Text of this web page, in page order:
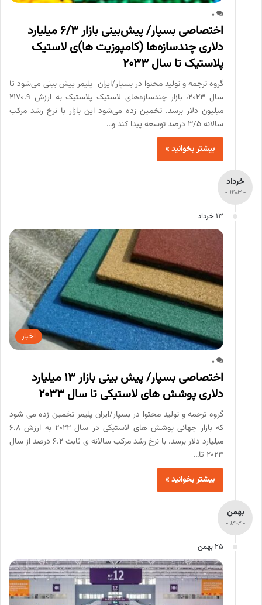
0
اختصاصی بسپار/ پیش‌بینی بازار 6/3 میلیارد
دلاری چندسازه‌ها (کامپوزیت ها)ی لاستیک
پلاستیک تا سال 2033
گروه ترجمه و تولید محتوا در بسپار/ایران پلیمر پیش بینی می‌شود تا
سال 2023، بازار چندسازه‌های لاستیک پلاستیک به ارزش 2170.9
میلیون دلار برسد. تخمین زده می‌شود این بازار با نرخ رشد مرکب
سالانه 3/5 درصد توسعه پیدا کند و…
بیشتر بخوانید »
خرداد
- 1403 -
13 خرداد
اخبار
0
اختصاصی بسپار/ پیش بینی بازار 13 میلیارد
دلاری پوشش های لاستیکی تا سال 2033
گروه ترجمه و تولید محتوا در بسپار/ایران پلیمر تخمین زده می شود
که بازار جهانی پوشش های لاستیکی در سال 2022 به ارزش 6.8
میلیارد دلار برسد. با نرخ رشد مرکب سالانه ی ثابت 6.2 درصد از سال
2023 تا…
بیشتر بخوانید »
بهمن
- 1402 -
25 بهمن